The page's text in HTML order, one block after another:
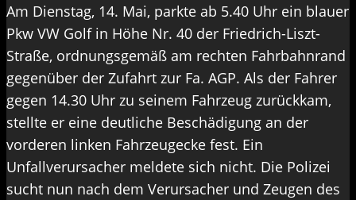
Am Dienstag, 14. Mai, parkte ab 5.40 Uhr ein blauer
Pkw VW Golf in Höhe Nr. 40 der Friedrich-Liszt-
Straße, ordnungsgemäß am rechten Fahrbahnrand
gegenüber der Zufahrt zur Fa. AGP. Als der Fahrer
gegen 14.30 Uhr zu seinem Fahrzeug zurückkam,
stellte er eine deutliche Beschädigung an der
vorderen linken Fahrzeugecke fest. Ein
Unfallverursacher meldete sich nicht. Die Polizei
sucht nun nach dem Verursacher und Zeugen des